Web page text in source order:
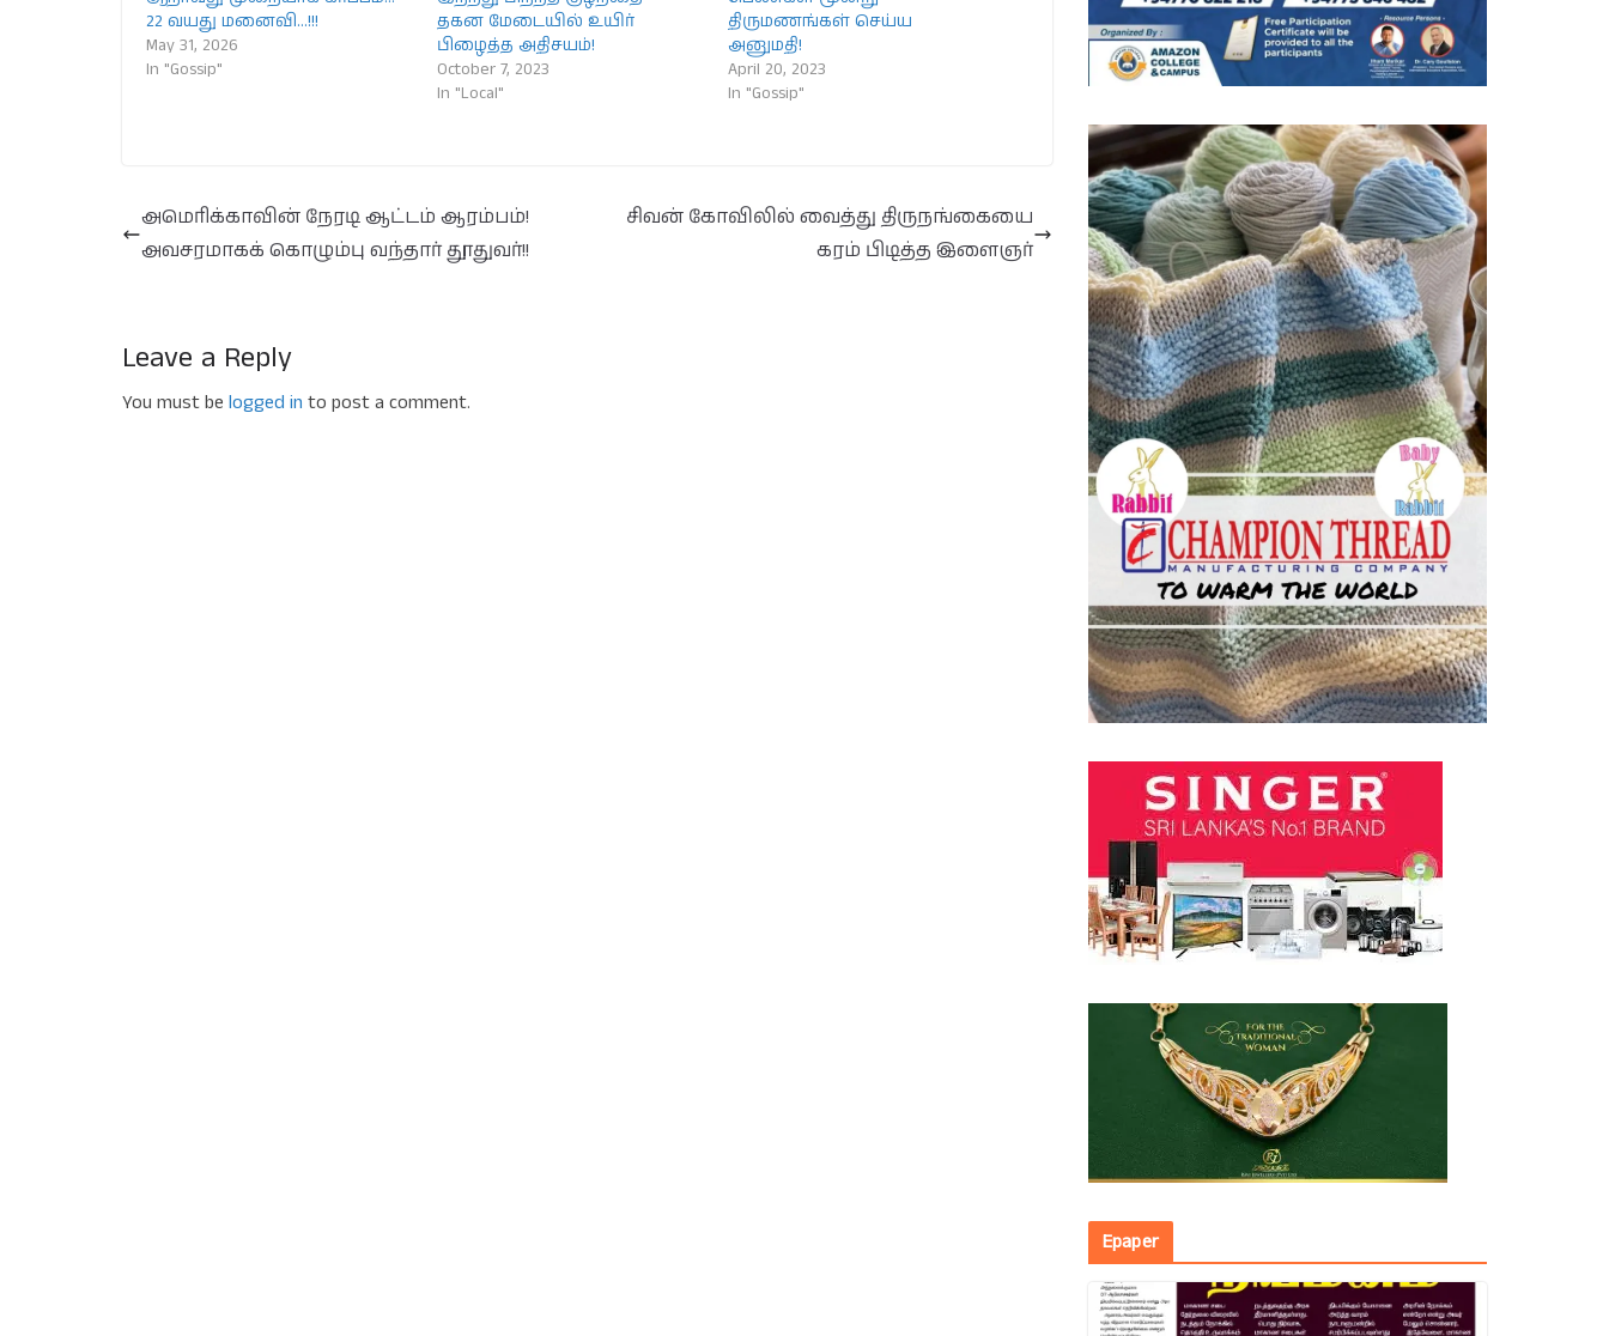
22 வயது மனைவி…!!!
May 31, 2026
In "Gossip"
தகன மேடையில் உயிர்
பிழைத்த அதிசயம்!
October 7, 2023
In "Local"
திருமணங்கள் செய்ய
அனுமதி!
April 20, 2023
In "Gossip"
அமெரிக்காவின் நேரடி ஆட்டம் ஆரம்பம்!
அவசரமாகக் கொழும்பு வந்தார் தூதுவர்!!
சிவன் கோவிலில் வைத்து திருநங்கையை
கரம் பிடித்த இளைஞர்
Leave a Reply
You must be logged in to post a comment.
Epaper